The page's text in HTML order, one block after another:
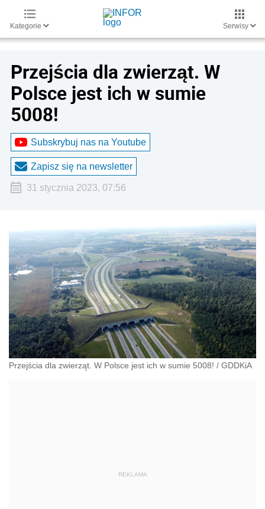
Kategorie Serwisy
Przejścia dla zwierząt. W
Polsce jest ich w sumie
5008!
Subskrybuj nas na Youtube
Zapisz się na newsletter
31 stycznia 2023, 07:56
Przejścia dla zwierząt. W Polsce jest ich w sumie 5008! / GDDKiA